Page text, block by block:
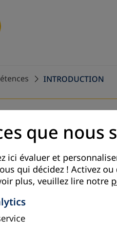
INTRODUCTION
interactif
que
ici évaluer et
qui décidez ! Activez
plus, veuillez lire notre